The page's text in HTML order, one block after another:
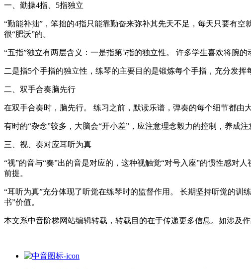
一、勤操4指、5指独立
“勤能补拙”，笨拙的4指只能靠勤奋来弥补其先天不足，每天只要有
很“肥沃”的。
“五指”独立有两层含义：一是指第5指的独立性。 许多学生喜欢将腕
二是指5个手指的独立性，练琴的主要目的是锻炼每个手指，充分发
二、双手合奏脑先行
在双手合奏时，脑先行。 练习之前，默读乐谱，弹奏的每个细节都由
有时的“杂念”较多，大脑会“开小差”，应注意理念毅力的控制，养成注
三、视、奏对应耳听为真
“视”的音与“奏”出的音是对应的，这种视触觉“对号入座”的惯性感对
前提。
“耳听为真”充分体现了听觉在练琴时的监督作用。 长期坚持听觉的训
书”价值。
本文系中音阶梯网站编辑转载，转载目的在于传递更多信息。如涉及